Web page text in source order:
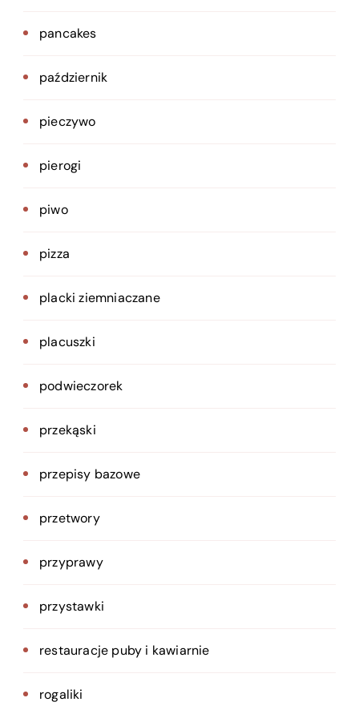
pancakes
październik
pieczywo
pierogi
piwo
pizza
placki ziemniaczane
placuszki
podwieczorek
przekąski
przepisy bazowe
przetwory
przyprawy
przystawki
restauracje puby i kawiarnie
rogaliki